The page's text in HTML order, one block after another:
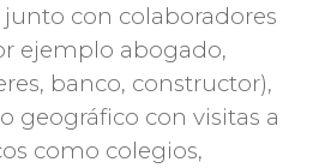
con colaboradores
ejemplo abogado,
banco, constructor),
geográfico con visitas a
como colegios,